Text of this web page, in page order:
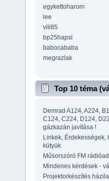
egykettoharom
lee
vili85
bp25hapsi
babocababa
megrazlak
Top 10 téma
Demrad A124, A224,
C124, C224, D124,
gázkazán javítása !
Linkek, Érdekességek,
kütyük
Műsorszóró FM
Mindenes kérdések -
Projektorkészítés